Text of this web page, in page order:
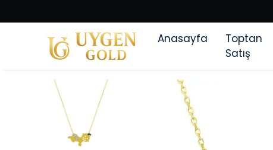
Anasayfa
Toptan
Satış